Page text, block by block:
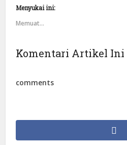
Menyukai ini:
Memuat...
Komentari Artikel Ini
comments